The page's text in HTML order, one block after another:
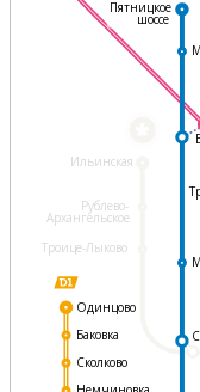
Ильинская
Рублево-
Архангельское
Троице-Лыково
Одинцово
Баковка
Сколково
Пятницкое
шоссе